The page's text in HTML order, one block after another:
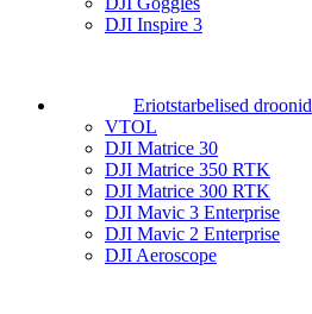
DJI Inspire 3
Eriotstarbelised droonid
VTOL
DJI Matrice 30
DJI Matrice 350 RTK
DJI Matrice 300 RTK
DJI Mavic 3 Enterprise
DJI Mavic 2 Enterprise
DJI Aeroscope